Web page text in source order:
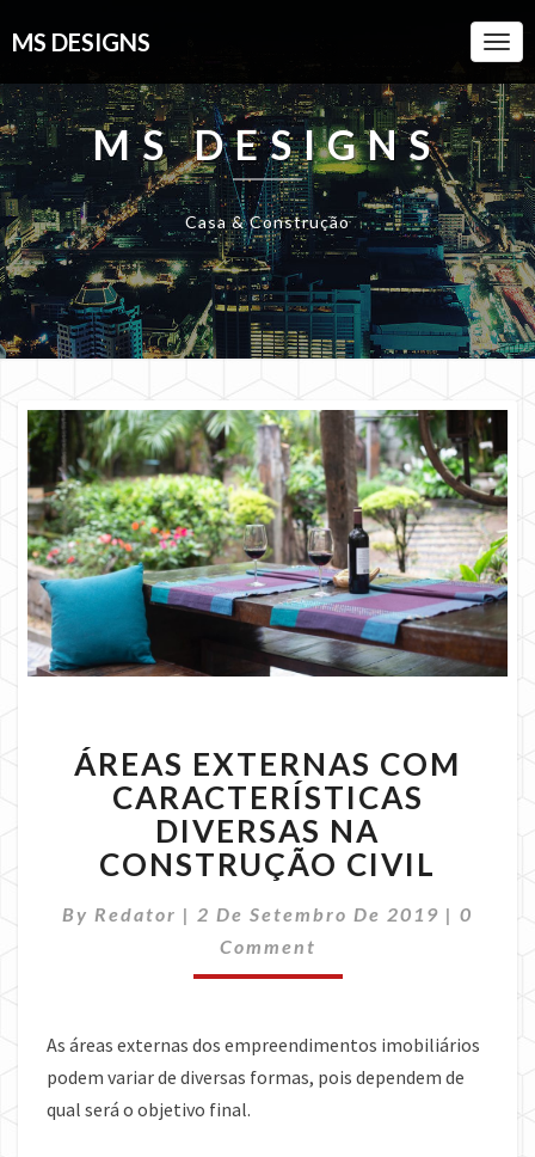
MS DESIGNS
MS DESIGNS
Casa & Construção
EXTERNAS
COM
CARACTERÍSTICAS
DIVERSAS
NA
CIVIL
ÁREAS EXTERNAS COM
CARACTERÍSTICAS
DIVERSAS NA
CONSTRUÇÃO CIVIL
By Redator | 2 De Setembro De 2019 | 0
Comment
As áreas externas dos empreendimentos imobiliários
podem variar de diversas formas, pois dependem de
qual será o objetivo final.